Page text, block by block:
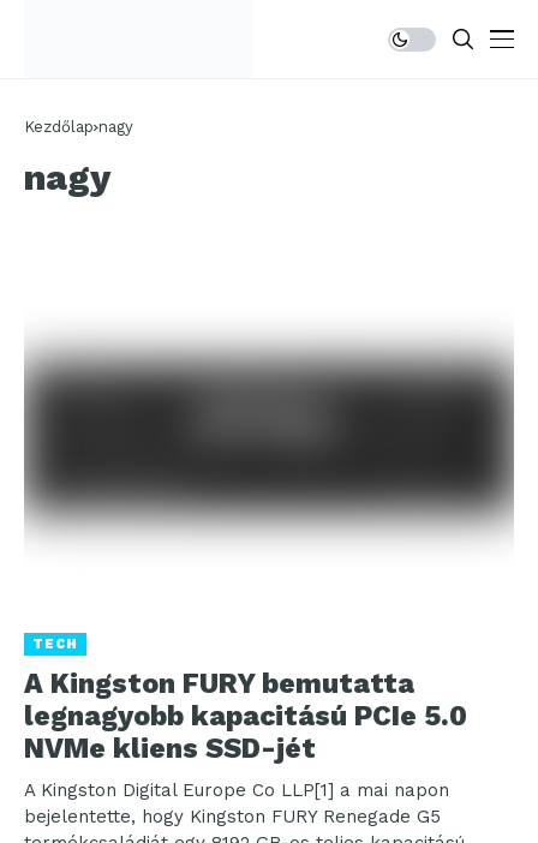
Kezdőlap nagy
nagy
TECH
A Kingston FURY bemutatta
legnagyobb kapacitású PCIe 5.0
NVMe kliens SSD-jét
A Kingston Digital Europe Co LLP[1] a mai napon
bejelentette, hogy Kingston FURY Renegade G5